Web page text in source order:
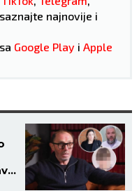
najnovije i
Google Play i Apple